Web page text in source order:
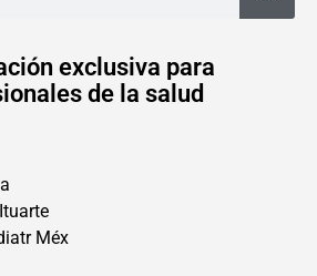
exclusiva para
de la salud
Méx